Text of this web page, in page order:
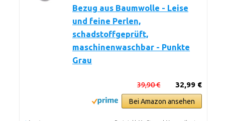
Bezug aus Baumwolle - Leise
und feine Perlen,
schadstoffgeprüft,
maschinenwaschbar - Punkte
Grau
32,99 €
39,90 €
Bei Amazon ansehen